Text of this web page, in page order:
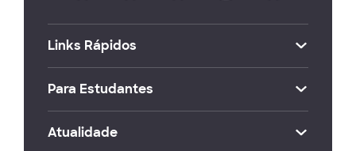
Links Rápidos
Para Estudantes
Atualidade